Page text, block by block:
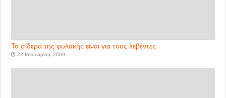
Τα σίδερα της φυλακής είναι για τους λεβέντες
22 Ιανουαρίου, 2009